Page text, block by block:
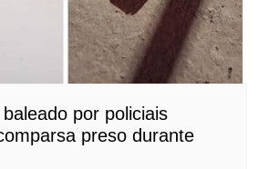
por policiais
preso durante